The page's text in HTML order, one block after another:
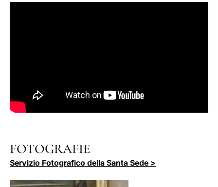
FOTOGRAFIE
Servizio Fotografico della Santa Sede >